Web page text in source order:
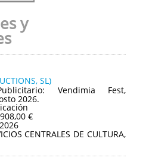
y
SL)
Vendimia Fest,
2026.
€
CENTRALES DE CULTURA,